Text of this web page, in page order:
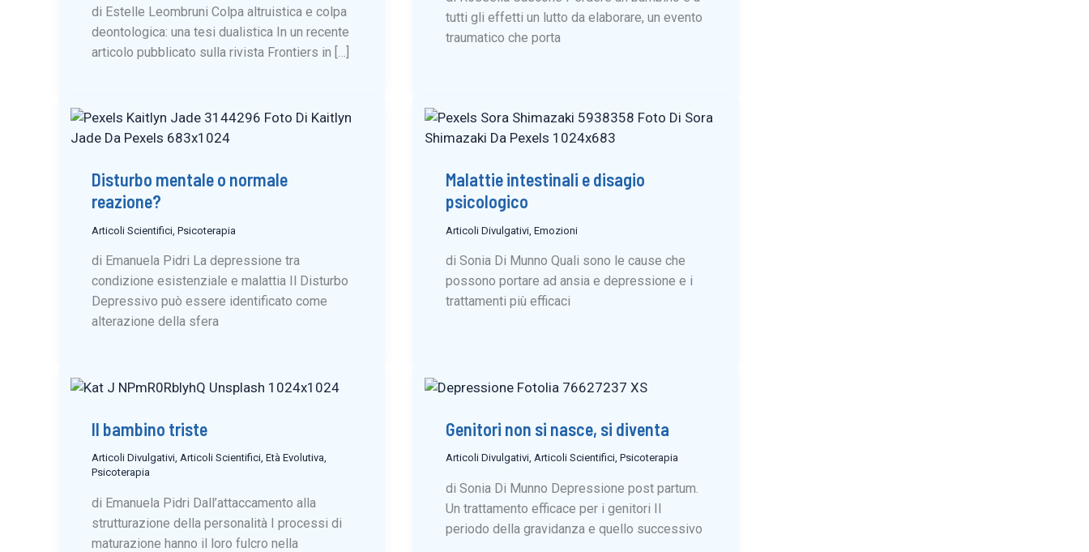
di Estelle Leombruni Colpa altruistica e colpa
deontologica: una tesi dualistica In un recente
articolo pubblicato sulla rivista Frontiers in […]
tutti gli effetti un lutto da elaborare, un evento
traumatico che porta
Disturbo mentale o normale
reazione?
Articoli Scientifici, Psicoterapia
di Emanuela Pidri La depressione tra
condizione esistenziale e malattia Il Disturbo
Depressivo può essere identificato come
alterazione della sfera
Malattie intestinali e disagio
psicologico
Articoli Divulgativi, Emozioni
di Sonia Di Munno Quali sono le cause che
possono portare ad ansia e depressione e i
trattamenti più efficaci
Il bambino triste
Articoli Divulgativi, Articoli Scientifici, Età Evolutiva,
Psicoterapia
di Emanuela Pidri Dall’attaccamento alla
strutturazione della personalità I processi di
maturazione hanno il loro fulcro nella
Genitori non si nasce, si diventa
Articoli Divulgativi, Articoli Scientifici, Psicoterapia
di Sonia Di Munno Depressione post partum.
Un trattamento efficace per i genitori Il
periodo della gravidanza e quello successivo